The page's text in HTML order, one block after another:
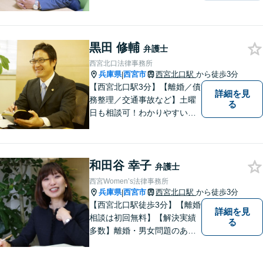
産分割・相続放棄）、交通事
故（保険会社との交渉）ご相
談ください【カード・Paypay
決済可】
黒田 修輔 弁護士
西宮北口法律事務所
兵庫県|西宮市 西宮北口駅 から徒歩3分
【西宮北口駅3分】【離婚／債
務整理／交通事故など】土曜
日も相談可！わかりやすい料
詳細を見
る
和田谷 幸子 弁護士
西宮Women’s法律事務所
兵庫県|西宮市 西宮北口駅 から徒歩3分
【西宮北口駅徒歩3分】【離婚
相談は初回無料】【解決実績
多数】離婚・男女問題のあら
詳細を見
る